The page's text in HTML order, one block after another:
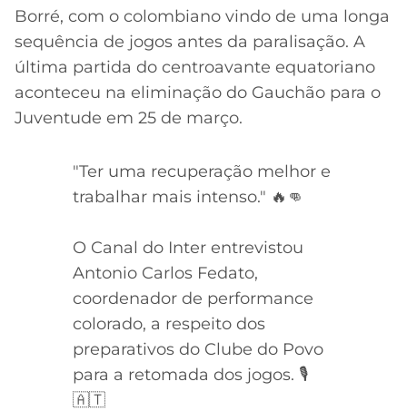
Borré, com o colombiano vindo de uma longa
sequência de jogos antes da paralisação. A
última partida do centroavante equatoriano
aconteceu na eliminação do Gauchão para o
Juventude em 25 de março.
"Ter uma recuperação melhor e
trabalhar mais intenso." 🔥👊
O Canal do Inter entrevistou
Antonio Carlos Fedato,
coordenador de performance
colorado, a respeito dos
preparativos do Clube do Povo
para a retomada dos jogos. 🎙️
🇦🇹